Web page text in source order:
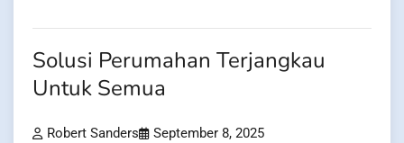
Solusi Perumahan Terjangkau
Untuk Semua
Robert Sanders September 8, 2025